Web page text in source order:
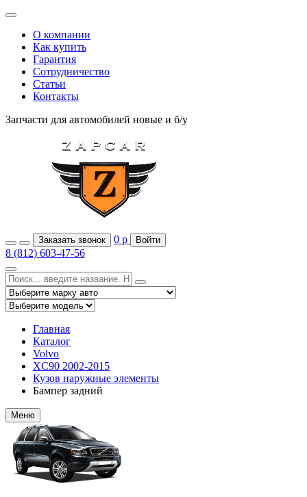
О компании
Как купить
Гарантия
Сотрудничество
Статьи
Контакты
Запчасти для автомобилей новые и б/у
Заказать звонок 0 р Войти
8 (812) 603-47-56
Главная
Каталог
Volvo
XC90 2002-2015
Кузов наружные элементы
Бампер задний
Меню